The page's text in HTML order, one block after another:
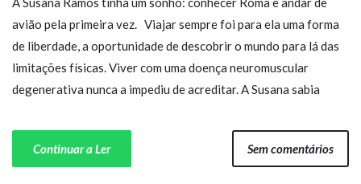
avião pela primeira vez. Viajar sempre foi para ela uma forma
de liberdade, a oportunidade de descobrir o mundo para lá das
limitações físicas. Viver com uma doença neuromuscular
degenerativa nunca a impediu de acreditar. A Susana sabia
Continuar a Ler Sem comentários